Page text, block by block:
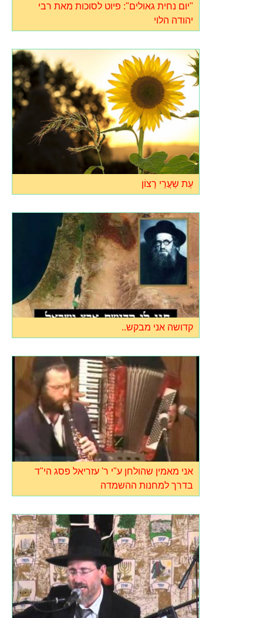
"יום נחית גאולים": פיוט לסוכות מאת רבי
יהודה הלוי
עֵת ש‏ַעֲרֵי רָצוֹן
קדושה אני מבקש..
אני מאמין שהולחן ע"י ר' עזריאל פסג הי"ד
בדרך למחנות ההשמדה